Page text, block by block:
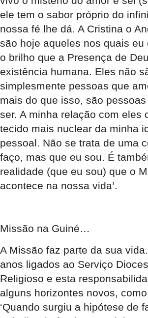
ele tem o sabor próprio do
nossa fé lhe dá. A Cristina o
são hoje aqueles nos quais eu
o brilho que a Presença de
existência humana. Eles não
simplesmente pessoas que
mais do que isso, são
ser. A minha relação com eles
tecido mais nuclear da minha
pessoal. Não se trata de uma
faço, mas que eu sou. É
realidade (que eu sou) que o
acontece na nossa vida’.
Missão na Guiné…
A Missão faz parte da sua
anos ligados ao Serviço
Religioso e esta
alguns horizontes novos,
‘Quando surgiu a hipótese de